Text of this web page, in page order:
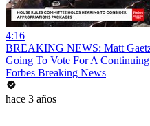
4:16
BREAKING NEWS: Matt
Going To Vote For A
Forbes Breaking News
hace 3 años